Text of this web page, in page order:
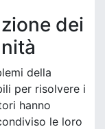
dei
della
per risolvere i
hanno
le loro